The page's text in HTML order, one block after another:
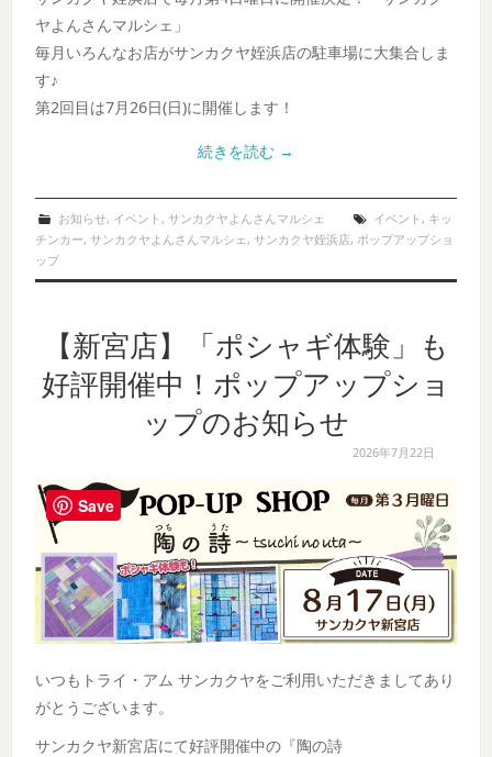
ヤよんさんマルシェ」
毎月いろんなお店がサンカクヤ姪浜店の駐車場に大集合しま
す♪
第2回目は7月26日(日)に開催します！
続きを読む →
お知らせ, イベント , サンカクヤよんさんマルシェ イベント , キッ
チンカー, サンカクヤよんさんマルシェ , サンカクヤ姪浜店,ポップアップショ
ップ
【新宮店】「ポシャギ体験」も
好評開催中！ポップアップショ
ップのお知らせ
2026年7月22日
いつもトライ・アム サンカクヤをご利用いただきましてあり
がとうございます。
サンカクヤ新宮店にて好評開催中の『陶の詩
Save